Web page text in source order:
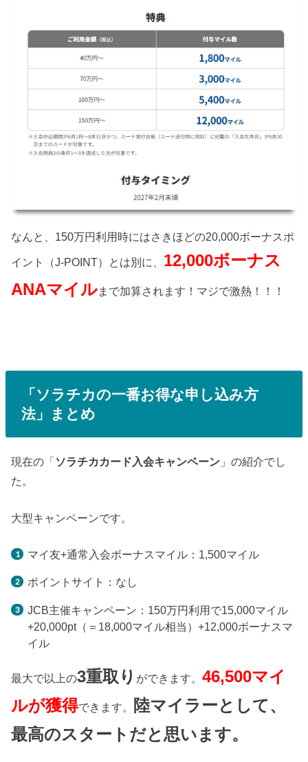
なんと、150万円利用時にはさきほどの20,000ボーナスポ
イント（J-POINT）とは別に、 12,000ボーナス
ANAマイルまで加算されます！マジで激熱！！！
「ソラチカの一番お得な申し込み方
法」まとめ
現在の「ソラチカカード入会キャンペーン 」の紹介でし
た。
大型キャンペーンです。
マイ友+通常入会ボーナスマイル：1,500マイル
ポイントサイト：なし
JCB主催キャンペーン：150万円利用で15,000マイル
+20,000pt（＝18,000マイル相当）+12,000ボーナスマ
イル
最大で以上の3重取り ができます。46,500マイ
ルが獲得できます。
陸マイラーとして、
最高のスタートだと思います。